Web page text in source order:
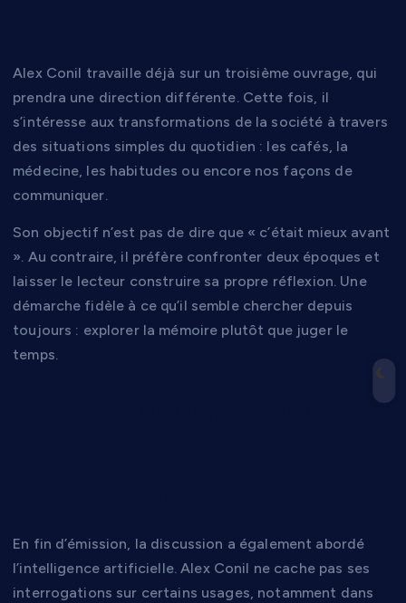
Alex Conil travaille déjà sur un troisième ouvrage, qui
prendra une direction différente. Cette fois, il
s’intéresse aux transformations de la société à travers
des situations simples du quotidien : les cafés, la
médecine, les habitudes ou encore nos façons de
communiquer.
Son objectif n’est pas de dire que « c’était mieux avant
». Au contraire, il préfère confronter deux époques et
laisser le lecteur construire sa propre réflexion. Une
démarche fidèle à ce qu’il semble chercher depuis
toujours : explorer la mémoire plutôt que juger le
temps.
En fin d’émission, la discussion a également abordé
l’intelligence artificielle. Alex Conil ne cache pas ses
interrogations sur certains usages, notamment dans